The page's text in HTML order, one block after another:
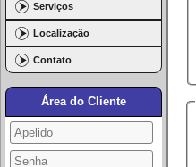
Serviços
Localização
Contato
Área do Cliente